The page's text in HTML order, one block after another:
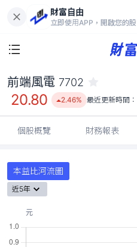
財富自由
立即使用APP，開啟您的股
20.80
前端風電 7702
20.80 2.46% 最近更新時間：
個股概覽 財務報表
本益比河流圖
近5年